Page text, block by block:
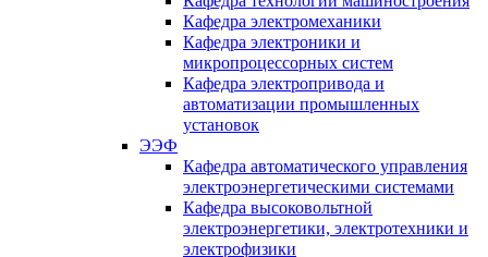
Кафедра электромеханики
Кафедра электроники и
микропроцессорных систем
Кафедра электропривода и
автоматизации промышленных
установок
ЭЭФ
Кафедра автоматического управления
электроэнергетическими системами
Кафедра высоковольтной
электроэнергетики, электротехники и
электрофизики